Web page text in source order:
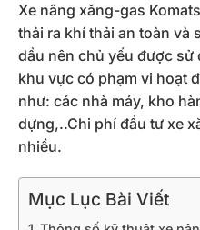
Xe nâng xăng-gas
thải ra khí thải an toàn và
dầu nên chủ yếu được
khu vực có phạm vi hoạt
như: các nhà máy, kho
dựng,..Chi phí đầu tư xe
nhiều.
Mục Lục Bài Viết